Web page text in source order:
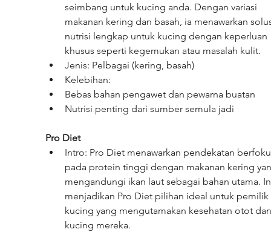
seimbang untuk kucing anda. Dengan variasi
makanan kering dan basah, ia menawarkan
nutrisi lengkap untuk kucing dengan keperluan
khusus seperti kegemukan atau masalah kulit.
Jenis: Pelbagai (kering, basah)
Kelebihan:
Bebas bahan pengawet dan pewarna buatan
Nutrisi penting dari sumber semula jadi
Pro Diet
Intro: Pro Diet menawarkan pendekatan
pada protein tinggi dengan makanan kering
mengandungi ikan laut sebagai bahan utama.
menjadikan Pro Diet pilihan ideal untuk pemilik
kucing yang mengutamakan kesehatan otot
kucing mereka.